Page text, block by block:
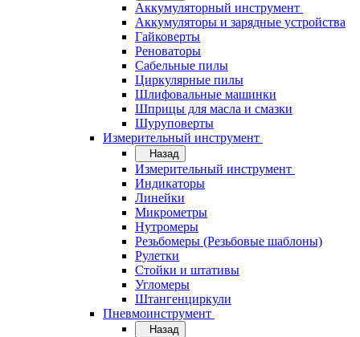
Аккумуляторный инструмент
Аккумуляторы и зарядные устройства
Гайковерты
Реноваторы
Сабельные пилы
Циркулярные пилы
Шлифовальные машинки
Шприцы для масла и смазки
Шуруповерты
Измерительный инструмент
Назад
Измерительный инструмент
Индикаторы
Линейки
Микрометры
Нутромеры
Резьбомеры (Резьбовые шаблоны)
Рулетки
Стойки и штативы
Угломеры
Штангенциркули
Пневмоинструмент
Назад